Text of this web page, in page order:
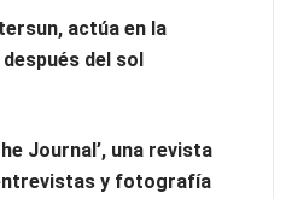
actúa en la
del sol
Journal’, una revista
y fotografía